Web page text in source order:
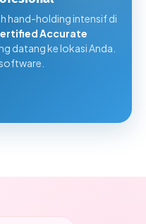
hand-holding intensif di
Accurate
datang ke lokasi Anda.